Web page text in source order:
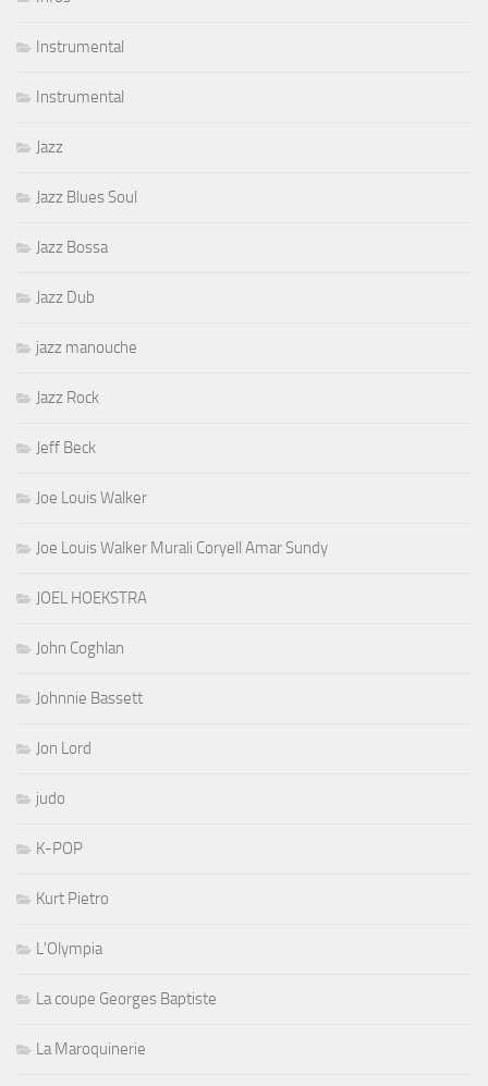
Instrumental
Instrumental
Jazz
Jazz Blues Soul
Jazz Bossa
Jazz Dub
jazz manouche
Jazz Rock
Jeff Beck
Joe Louis Walker
Joe Louis Walker Murali Coryell Amar Sundy
JOEL HOEKSTRA
John Coghlan
Johnnie Bassett
Jon Lord
judo
K-POP
Kurt Pietro
L'Olympia
La coupe Georges Baptiste
La Maroquinerie